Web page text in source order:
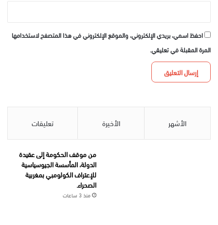
احفظ اسمي، بريدي الإلكتروني، والموقع الإلكتروني في هذا المتصفح لاستخدامها
المرة المقبلة في تعليقي.
الأشهر الأخيرة تعليقات
من موقف الحكومة إلى عقيدة
الدولة، المأسسة الجيوسياسية
للإعتراف الكولومبي بمغربية
الصحراء.
منذ 3 ساعات